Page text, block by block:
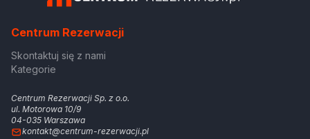
Centrum Rezerwacji
Skontaktuj się z nami
Kategorie
Centrum Rezerwacji Sp. z o.o.
ul. Motorowa 10/9
04-035 Warszawa
kontakt@centrum-rezerwacji.pl